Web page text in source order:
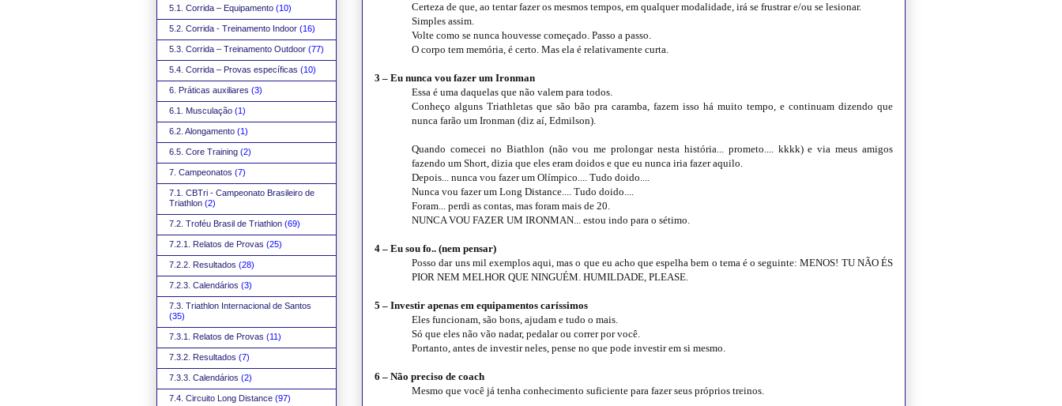
Certeza de que, ao tentar fazer os mesmos tempos, em qualquer modalidade, irá se frustrar e/ou se lesionar.
Simples assim.
Volte como se nunca houvesse começado. Passo a passo.
O corpo tem memória, é certo. Mas ela é relativamente curta.
3 – Eu nunca vou fazer um Ironman
Essa é uma daquelas que não valem para todos.
Conheço alguns Triathletas que são bão pra caramba, fazem isso há muito tempo, e continuam dizendo que
nunca farão um Ironman (diz aí, Edmilson).
Quando comecei no Biathlon (não vou me prolongar nesta história... prometo.... kkkk) e via meus amigos
fazendo um Short, dizia que eles eram doidos e que eu nunca iria fazer aquilo.
Depois... nunca vou fazer um Olímpico.... Tudo doido....
Nunca vou fazer um Long Distance.... Tudo doido....
Foram... perdi as contas, mas foram mais de 20.
NUNCA VOU FAZER UM IRONMAN... estou indo para o sétimo.
4 – Eu sou fo.. (nem pensar)
Posso dar uns mil exemplos aqui, mas o que eu acho que espelha bem o tema é o seguinte: MENOS! TU NÃO ÉS
PIOR NEM MELHOR QUE NINGUÉM. HUMILDADE, PLEASE.
5 – Investir apenas em equipamentos caríssimos
Eles funcionam, são bons, ajudam e tudo o mais.
Só que eles não vão nadar, pedalar ou correr por você.
Portanto, antes de investir neles, pense no que pode investir em si mesmo.
6 – Não preciso de coach
Mesmo que você já tenha conhecimento suficiente para fazer seus próprios treinos.
5.1. Corrida – Equipamento (10)
5.2. Corrida - Treinamento Indoor (16)
5.3. Corrida – Treinamento Outdoor (77)
5.4. Corrida – Provas específicas (10)
6. Práticas auxiliares (3)
6.1. Musculação (1)
6.2. Alongamento (1)
6.5. Core Training (2)
7. Campeonatos (7)
7.1. CBTri - Campeonato Brasileiro de
Triathlon (2)
7.2. Troféu Brasil de Triathlon (69)
7.2.1. Relatos de Provas (25)
7.2.2. Resultados (28)
7.2.3. Calendários (3)
7.3. Triathlon Internacional de Santos
(35)
7.3.1. Relatos de Provas (11)
7.3.2. Resultados (7)
7.3.3. Calendários (2)
7.4. Circuito Long Distance (97)